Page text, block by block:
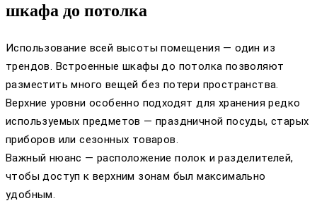
шкафа до потолка
Использование всей высоты помещения — один из
трендов. Встроенные шкафы до потолка позволяют
разместить много вещей без потери пространства.
Верхние уровни особенно подходят для хранения редко
используемых предметов — праздничной посуды, старых
приборов или сезонных товаров.
Важный нюанс — расположение полок и разделителей,
чтобы доступ к верхним зонам был максимально
удобным.